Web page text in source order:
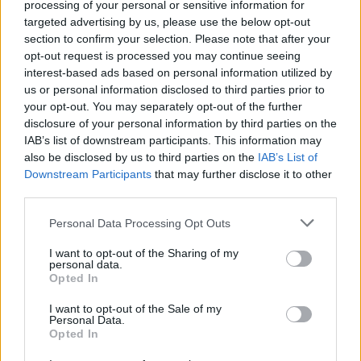
processing of your personal or sensitive information for
targeted advertising by us, please use the below opt-out
section to confirm your selection. Please note that after your
opt-out request is processed you may continue seeing
interest-based ads based on personal information utilized by
us or personal information disclosed to third parties prior to
your opt-out. You may separately opt-out of the further
disclosure of your personal information by third parties on the
IAB’s list of downstream participants. This information may
also be disclosed by us to third parties on the IAB’s List of
Downstream Participants that may further disclose it to other
Please note that this website/app uses one or more Google
not limited to your visit or usage behaviour. You may click to
grant or deny consent to Google and its third-party tags to
use your data for below specified purposes in below Google
consent section.
Personal Data Processing Opt Outs
I want to opt-out of the Sharing of my
personal data.
Opted In
I want to opt-out of the Sale of my
Personal Data.
Opted In
Tags: ΔΗΜΗΤΡΗΣ ΓΙΑΝΝΑΚΟΠΟΥΛΟΣ
Για να προσθέσεις το σχόλιο
σου πρέπει να συνδεθείς
στο my gazzetta!
Εγγραφή Σύνδεση